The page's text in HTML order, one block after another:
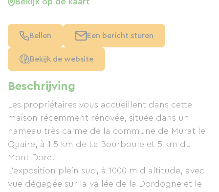
Beschrijving
Les propriétaires vous accueillent dans cette
maison récemment rénovée, située dans un
hameau très calme de la commune de Murat le
Quaire, à 1,5 km de La Bourboule et 5 km du
Mont Dore.
L'exposition plein sud, à 1000 m d'altitude, avec
vue dégagée sur la vallée de la Dordogne et le
Bellen Een bericht sturen
Bekijk de website